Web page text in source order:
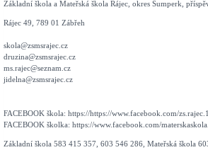
Základní škola a Mateřská škola Rájec, okres Šumperk,
Rájec 49, 789 01 Zábřeh
skola@zsmsrajec.cz
druzina@zsmsrajec.cz
ms.rajec@seznam.cz
jidelna@zsmsrajec.cz
FACEBOOK škola: https://https://www.facebook.com/
FACEBOOK školka: https://www.facebook.com/
Základní škola 583 415 357, 603 546 286, Mateřská škola